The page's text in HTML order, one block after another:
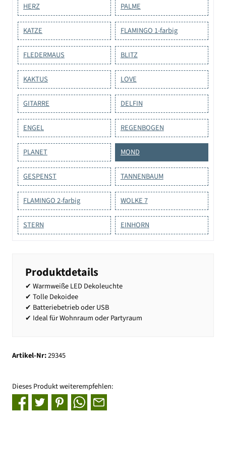
HERZ
PALME
KATZE FLAMINGO 1-farbig
FLEDERMAUS BLITZ
KAKTUS LOVE
GITARRE DELFIN
ENGEL REGENBOGEN
PLANET MOND
GESPENST TANNENBAUM
FLAMINGO 2-farbig WOLKE 7
STERN EINHORN
Produktdetails
✔ Warmweiße LED Dekoleuchte
✔ Tolle Dekoidee
✔ Batteriebetrieb oder USB
✔ Ideal für Wohnraum oder Partyraum
Artikel-Nr:29345
Dieses Produkt weiterempfehlen: